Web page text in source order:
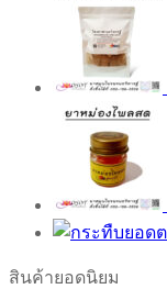
สินค้ายอดนิยม